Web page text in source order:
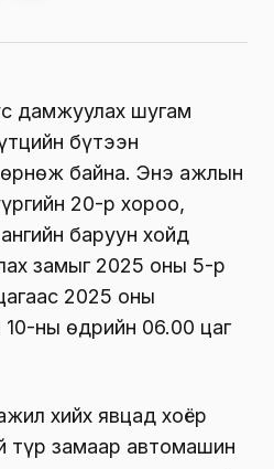
дамжуулах шугам
бүтээн
байна. Энэ ажлын
20-р хороо,
баруун хойд
замыг 2025 оны 5-р
2025 оны
10-ны өдрийн 06.00 цаг
хийх явцад хоёр
түр замаар автомашин